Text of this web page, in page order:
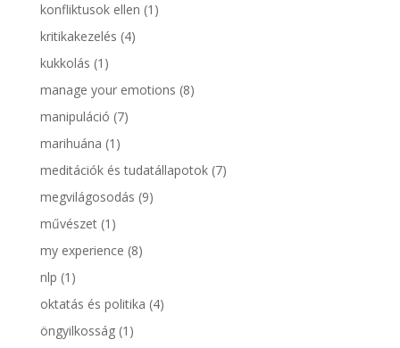
konfliktusok ellen (1)
kritikakezelés (4)
kukkolás (1)
manage your emotions (8)
manipuláció (7)
marihuána (1)
meditációk és tudatállapotok(7)
megvilágosodás (9)
művészet(1)
my experience (8)
nlp (1)
oktatás és politika (4)
öngyilkosság(1)